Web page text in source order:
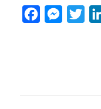
Facebook